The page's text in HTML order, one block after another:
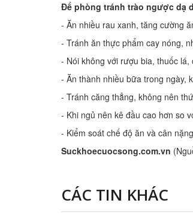
Để phòng tránh trào ngược dạ
- Ăn nhiều rau xanh, tăng cường
- Tránh ăn thực phẩm cay nóng,
- Nói không với rượu bia, thuốc lá,
- Ăn thành nhiều bữa trong ngày,
- Tránh căng thẳng, không nên
- Khi ngủ nên kê đầu cao hơn so
- Kiểm soát chế độ ăn và cân
Suckhoecuocsong.com.vn
CÁC TIN KHÁC